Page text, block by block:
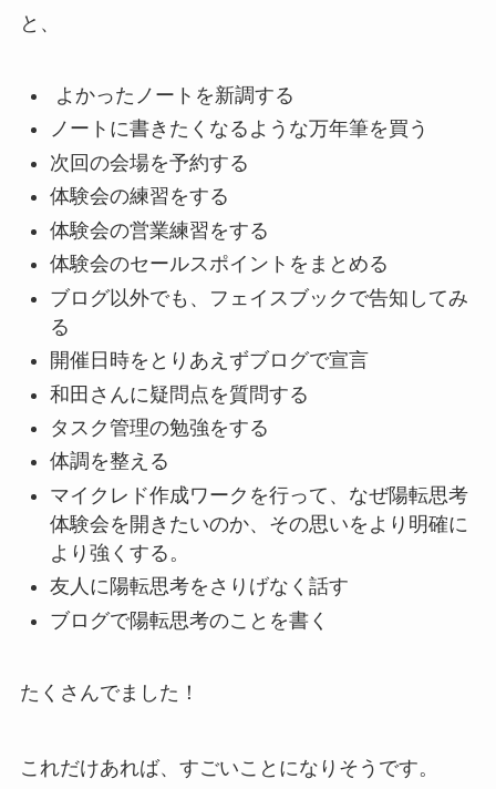
と、
よかったノートを新調する
ノートに書きたくなるような万年筆を買う
次回の会場を予約する
体験会の練習をする
体験会の営業練習をする
体験会のセールスポイントをまとめる
ブログ以外でも、フェイスブックで告知してみ
る
開催日時をとりあえずブログで宣言
和田さんに疑問点を質問する
タスク管理の勉強をする
体調を整える
マイクレド作成ワークを行って、なぜ陽転思考
体験会を開きたいのか、その思いをより明確に
より強くする。
友人に陽転思考をさりげなく話す
ブログで陽転思考のことを書く
たくさんでました！
これだけあれば、すごいことになりそうです。